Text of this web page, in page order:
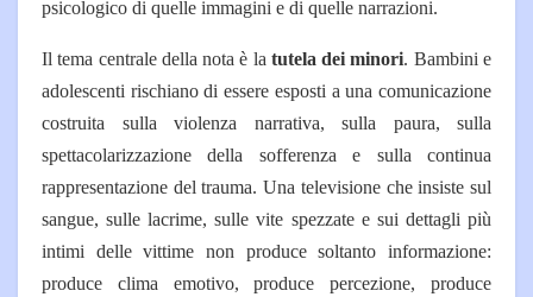
psicologico di quelle immagini e di quelle narrazioni.
Il tema centrale della nota è la tutela dei minori. Bambini e
adolescenti rischiano di essere esposti a una comunicazione
costruita sulla violenza narrativa, sulla paura, sulla
spettacolarizzazione della sofferenza e sulla continua
rappresentazione del trauma. Una televisione che insiste sul
sangue, sulle lacrime, sulle vite spezzate e sui dettagli più
intimi delle vittime non produce soltanto informazione:
produce clima emotivo, produce percezione, produce